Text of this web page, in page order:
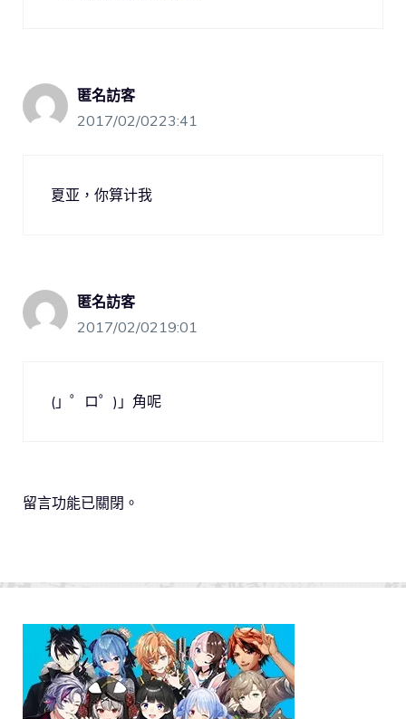
匿名訪客
2017/02/0223:41
夏亚，你算计我
匿名訪客
2017/02/0219:01
(」゜ロ゜)」角呢
留言功能已關閉。